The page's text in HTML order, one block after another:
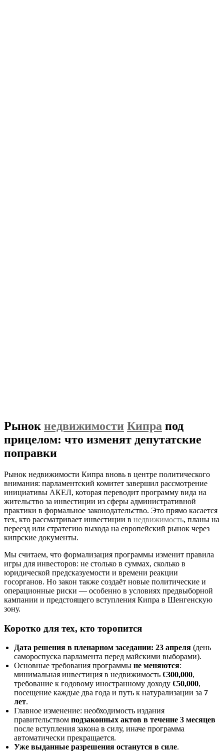
Рынок недвижимости Кипра под
прицелом: что изменят депутатские
поправки
Рынок недвижимости Кипра вновь в центре политического
внимания: парламентский комитет завершил рассмотрение
инициативы АКЕЛ, которая переводит программу вида на
жительство за инвестиции из сферы административной
практики в формальное законодательство. Это прямо касается
тех, кто рассматривает инвестиции в недвижимость, планы на
переезд или стратегию выхода на европейский рынок через
кипрские документы.
Мы считаем, что формализация программы изменит правила
игры для инвесторов: не столько в суммах, сколько в
юридической предсказуемости и времени реакции
госорганов. Но закон также создаёт новые политические и
операционные риски — особенно в условиях предвыборной
кампании и предстоящего вступления Кипра в Шенгенскую
зону.
Коротко для тех, кто торопится
Дата решения в пленарном заседании: 23 апреля (день
самороспуска парламента перед майскими выборами).
Основные требования программы не меняются:
минимальная инвестиция в недвижимость €300,000,
требование к годовому иностранному доходу €50,000,
посещение каждые два года и путь к натурализации за 7
лет.
Главное изменение: необходимость издания
правительством подзаконных актов в течение 3 месяцев
после вступления закона в силу, иначе программа
автоматически прекращается.
Уже выданные разрешения останутся в силе.